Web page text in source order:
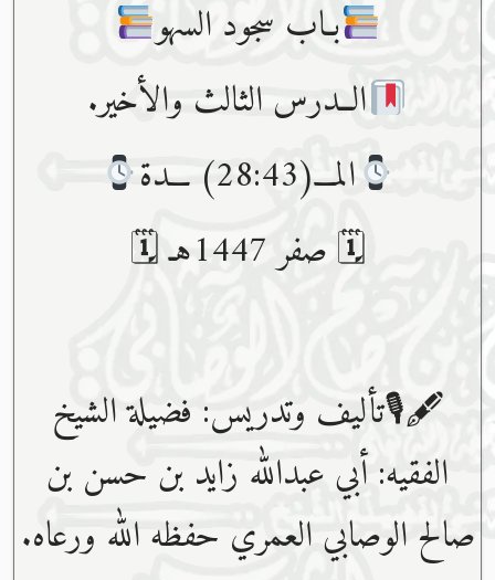
بـاب سجود السهو
الــدرس الثالث والأخير.
المـــ(28:43) ـــدة
🗓 صفر 1447هـ 🗓
🖋🎙تأليف وتدريس: فضيلة الشيخ
الفقيه: أبي عبدﷲ زايد بن حسن بن
صالح الوصابي العمري حفظه ﷲ ورعاه.